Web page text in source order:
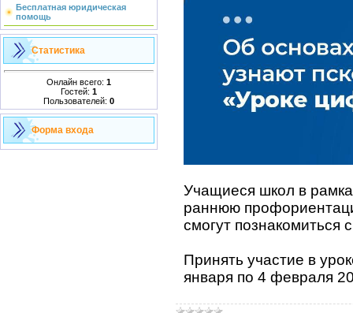
Бесплатная юридическая
помощь
Статистика
Онлайн всего: 1
Гостей: 1
Пользователей: 0
Форма входа
Учащиеся школ в
раннюю
смогут познакомиться
Принять участие в
января по 4 февраля